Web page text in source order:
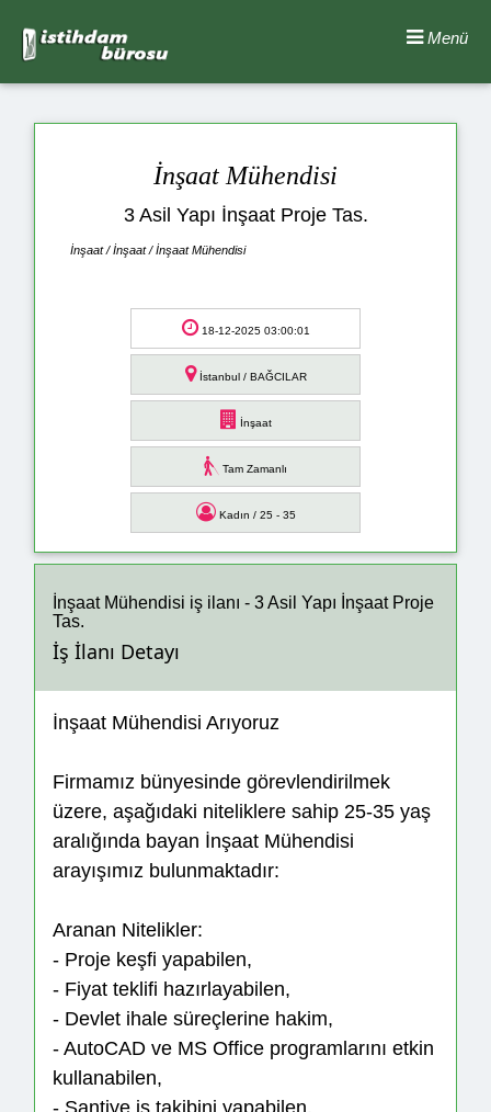
Menü
İnşaat Mühendisi
3 Asil Yapı İnşaat Proje Tas.
İnşaat / İnşaat / İnşaat Mühendisi
18-12-2025 03:00:01
İstanbul / BAĞCILAR
İnşaat
Tam Zamanlı
Kadın / 25 - 35
İnşaat Mühendisi iş ilanı - 3 Asil Yapı İnşaat Proje
Tas.
İş İlanı Detayı
İnşaat Mühendisi Arıyoruz
Firmamız bünyesinde görevlendirilmek
üzere, aşağıdaki niteliklere sahip 25-35 yaş
aralığında bayan İnşaat Mühendisi
arayışımız bulunmaktadır:
Aranan Nitelikler:
- Proje keşfi yapabilen,
- Fiyat teklifi hazırlayabilen,
- Devlet ihale süreçlerine hakim,
- AutoCAD ve MS Office programlarını etkin
kullanabilen,